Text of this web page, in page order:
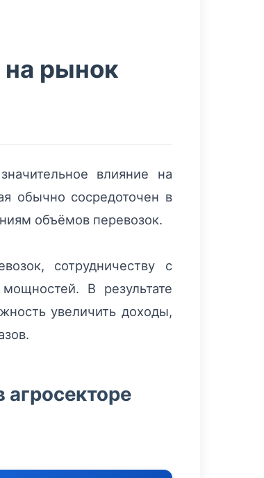
на рынок
влияние на
обычно сосредоточен в
объёмов перевозок.
сотрудничеству с
В результате
увеличить доходы,